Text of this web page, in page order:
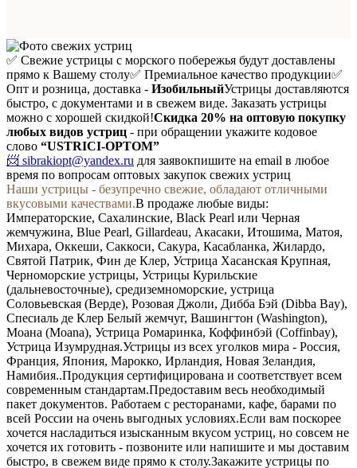
✅ Свежие устрицы с морского побережья будут доставлены
прямо к Вашему столу✅ Премиальное качество продукции✅
Опт и розница, доставка - ИзобильныйУстрицы доставляются
быстро, с документами и в свежем виде. Заказать устрицы
можно с хорошей скидкой!Скидка 20% на оптовую покупку
любых видов устриц - при обращении укажите кодовое
слово “USTRICI-OPTOM”
📨 sibrakiopt@yandex.ru для заявокпишите на email в любое
время по вопросам оптовых закупок свежих устриц
Наши устрицы - безупречно свежие, обладают отличными
вкусовыми качествами.В продаже любые виды:
Императорские, Сахалинские, Black Pearl или Черная
жемчужина, Blue Pearl, Gillardeau, Акасаки, Итошима, Матоя,
Михара, Оккеши, Саккоси, Сакура, Касабланка, Жилардо,
Святой Патрик, Фин де Клер, Устрица Хасанская Крупная,
Черноморские устрицы, Устрицы Курильские
(дальневосточные), средиземноморские, устрица
Соловьевская (Верде), Розовая Джоли, Дибба Бэй (Dibba Bay),
Спесиаль де Клер Белый жемчуг, Вашингтон (Washington),
Моана (Moana), Устрица Ромаринка, Коффинбэй (Coffinbay),
Устрица Изумрудная.Устрицы из всех уголков мира - Россия,
Франция, Япония, Марокко, Ирландия, Новая Зеландия,
Намибия..Продукция сертифицирована и соответствует всем
современным стандартам.Предоставим весь необходимый
пакет документов. Работаем с ресторанами, кафе, барами по
всей России на очень выгодных условиях.Если вам поскорее
хочется насладиться изысканным вкусом устриц, но совсем не
хочется их готовить - позвоните или напишите и мы доставим
быстро, в свежем виде прямо к столу.Закажите устрицы по